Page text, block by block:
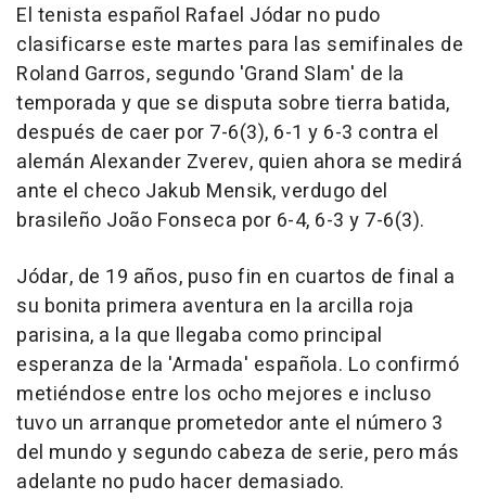
El tenista español Rafael Jódar no pudo
clasificarse este martes para las semifinales de
Roland Garros, segundo 'Grand Slam' de la
temporada y que se disputa sobre tierra batida,
después de caer por 7-6(3), 6-1 y 6-3 contra el
alemán Alexander Zverev, quien ahora se medirá
ante el checo Jakub Mensik, verdugo del
brasileño João Fonseca por 6-4, 6-3 y 7-6(3).
Jódar, de 19 años, puso fin en cuartos de final a
su bonita primera aventura en la arcilla roja
parisina, a la que llegaba como principal
esperanza de la 'Armada' española. Lo confirmó
metiéndose entre los ocho mejores e incluso
tuvo un arranque prometedor ante el número 3
del mundo y segundo cabeza de serie, pero más
adelante no pudo hacer demasiado.